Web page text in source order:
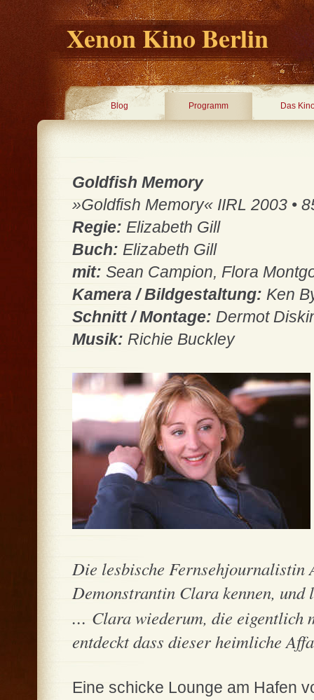
Xenon Kino Berlin
Blog Programm Das
Goldfish Memory
»Goldfish Memory« IIRL 2003 •
Regie: Elizabeth Gill
Buch: Elizabeth Gill
mit: Sean Campion, Flora
Kamera / Bildgestaltung: Ken
Schnitt / Montage: Dermot
Musik: Richie Buckley
Die lesbische Fernsehjournalistin
Demonstrantin Clara kennen, und
... Clara wiederum, die
entdeckt dass dieser heimliche
Eine schicke Lounge am Hafen